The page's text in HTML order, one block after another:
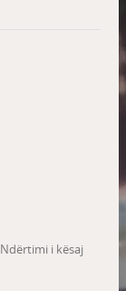
Ndërtimi i kësaj